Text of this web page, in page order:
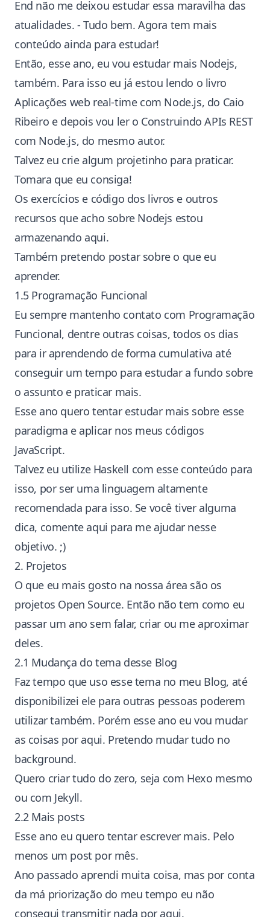
End não me deixou estudar essa maravilha das
atualidades. - Tudo bem. Agora tem mais
conteúdo ainda para estudar!
Então, esse ano, eu vou estudar mais Nodejs,
também. Para isso eu já estou lendo o livro
Aplicações web real-time com Node.js, do Caio
Ribeiro e depois vou ler o Construindo APIs REST
com Node.js, do mesmo autor.
Talvez eu crie algum projetinho para praticar.
Tomara que eu consiga!
Os exercícios e código dos livros e outros
recursos que acho sobre Nodejs estou
armazenando aqui.
Também pretendo postar sobre o que eu
aprender.
1.5 Programação Funcional
Eu sempre mantenho contato com Programação
Funcional, dentre outras coisas, todos os dias
para ir aprendendo de forma cumulativa até
conseguir um tempo para estudar a fundo sobre
o assunto e praticar mais.
Esse ano quero tentar estudar mais sobre esse
paradigma e aplicar nos meus códigos
JavaScript.
Talvez eu utilize Haskell com esse conteúdo para
isso, por ser uma linguagem altamente
recomendada para isso. Se você tiver alguma
dica, comente aqui para me ajudar nesse
objetivo. ;)
2. Projetos
O que eu mais gosto na nossa área são os
projetos Open Source. Então não tem como eu
passar um ano sem falar, criar ou me aproximar
deles.
2.1 Mudança do tema desse Blog
Faz tempo que uso esse tema no meu Blog, até
disponibilizei ele para outras pessoas poderem
utilizar também. Porém esse ano eu vou mudar
as coisas por aqui. Pretendo mudar tudo no
background.
Quero criar tudo do zero, seja com Hexo mesmo
ou com Jekyll.
2.2 Mais posts
Esse ano eu quero tentar escrever mais. Pelo
menos um post por mês.
Ano passado aprendi muita coisa, mas por conta
da má priorização do meu tempo eu não
consegui transmitir nada por aqui.